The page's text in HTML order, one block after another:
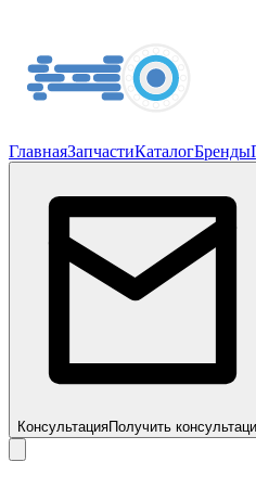
ГлавнаяЗапчастиКаталогБренды
КонсультацияПолучить